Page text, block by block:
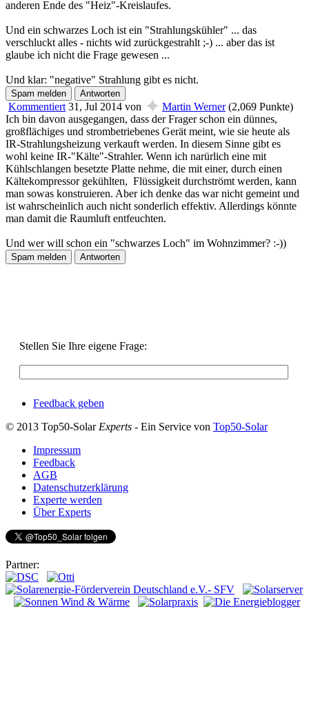
anderen Ende des "Heiz"-Kreislaufes.
Und ein schwarzes Loch ist ein "Strahlungskühler" ... das
verschluckt alles - nichts wid zurückgestrahlt ;-) ... aber das ist
glaube ich nicht die Frage gewesen ...
Und klar: "negative" Strahlung gibt es nicht.
Kommentiert 31, Jul 2014 von ✦ Martin Werner (2,069 Punkte)
Ich bin davon ausgegangen, dass der Frager schon ein dünnes,
großflächiges und strombetriebenes Gerät meint, wie sie heute als
IR-Strahlungsheizung verkauft werden. In diesem Sinne gibt es
wohl keine IR-"Kälte"-Strahler. Wenn ich narürlich eine mit
Kühlschlangen besetzte Platte nehme, die mit einer, durch einen
Kältekompressor gekühlten, Flüssigkeit durchströmt werden, kann
man sowas konstruieren. Aber ich denke das war nicht gemeint und
ist wahrscheinlich auch nicht sonderlich effektiv. Allerdings könnte
man damit die Raumluft entfeuchten.
Und wer will schon ein "schwarzes Loch" im Wohnzimmer? :-))
Stellen Sie Ihre eigene Frage:
Feedback geben
© 2013 Top50-Solar Experts - Ein Service von Top50-Solar
Impressum
Feedback
AGB
Datenschutzerklärung
Experte werden
Über Experts
Partner: